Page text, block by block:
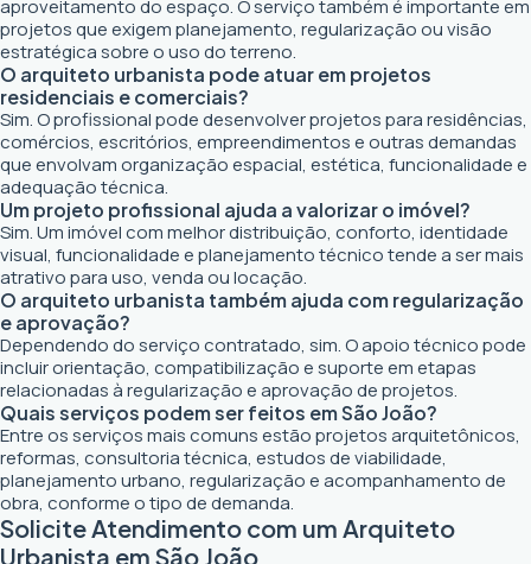
aproveitamento do espaço. O serviço também é importante em
projetos que exigem planejamento, regularização ou visão
estratégica sobre o uso do terreno.
O arquiteto urbanista pode atuar em projetos
residenciais e comerciais?
Sim. O profissional pode desenvolver projetos para residências,
comércios, escritórios, empreendimentos e outras demandas
que envolvam organização espacial, estética, funcionalidade e
adequação técnica.
Um projeto profissional ajuda a valorizar o imóvel?
Sim. Um imóvel com melhor distribuição, conforto, identidade
visual, funcionalidade e planejamento técnico tende a ser mais
atrativo para uso, venda ou locação.
O arquiteto urbanista também ajuda com regularização
e aprovação?
Dependendo do serviço contratado, sim. O apoio técnico pode
incluir orientação, compatibilização e suporte em etapas
relacionadas à regularização e aprovação de projetos.
Quais serviços podem ser feitos em São João?
Entre os serviços mais comuns estão projetos arquitetônicos,
reformas, consultoria técnica, estudos de viabilidade,
planejamento urbano, regularização e acompanhamento de
obra, conforme o tipo de demanda.
Solicite Atendimento com um Arquiteto
Urbanista em São João